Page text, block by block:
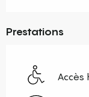
Prestations
Accès